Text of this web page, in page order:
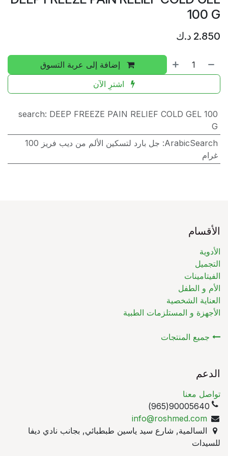
100 G
2.850 د.ك
إضافة إلى عربة التسوق
اشترِ الآن
search: DEEP FREEZE PAIN RELIEF COLD GEL 100
G
ArabicSearch
:
جل بارد لتسكين الألم من ديب فريز 100
غرام
الأقسام
الأدوية
التجميل
الفيتامينات
الأم و الطفل
العناية الشخصية
الأجهزة و المستلزمات الطبية
جميع المنتجات
الدعم
تواصل معنا
90005640(965)
info@roshmed.com
السالمية, شارع سيد ياسين طبطبائي, بجانب نادي ديفا
للسيدات